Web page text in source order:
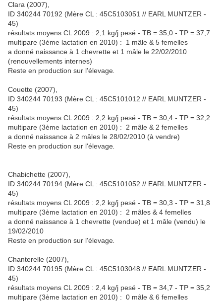
Clara (2007),
ID 340244 70192 (Mère CL : 45C5103051 // EARL MUNTZER -
45)
résultats moyens CL 2009 : 2,1 kg/j pesé - TB = 35,0 - TP = 37,7
multipare (3ème lactation en 2010) : 1 mâle & 5 femelles
a donné naissance à 1 chevrette et 1 mâle le 22/02/2010
(renouvellements internes)
Reste en production sur l'élevage
Couette (2007),
ID 340244 70193 (Mère CL : 45C5101012 // EARL MUNTZER -
45)
résultats moyens CL 2009 : 2,2 kg/j pesé - TB = 30,4 - TP = 32,2
multipare (3ème lactation en 2010) : 2 mâle & 2 femelles
a donné naissance à 2 mâles le 28/02/2010 (à vendre)
Reste en production sur l'élevage
Chabichette (2007),
ID 340244 70194 (Mère CL : 45C5101052 // EARL MUNTZER -
45)
résultats moyens CL 2009 : 2,2 kg/j pesé - TB = 30,3 - TP = 31,8
multipare (3ème lactation en 2010) : 2 mâles & 4 femelles
a donné naissance à 1 chevrette (vendue) et 1 mâle (vendu) le
19/02/2010
Reste en production sur l'élevage
Chanterelle (2007),
ID 340244 70195 (Mère CL : 45C5103048 // EARL MUNTZER -
45)
résultats moyens CL 2009 : 2,4 kg/j pesé - TB = 34,7 - TP = 35,2
multipare (3ème lactation en 2010) : 0 mâle & 6 femelles